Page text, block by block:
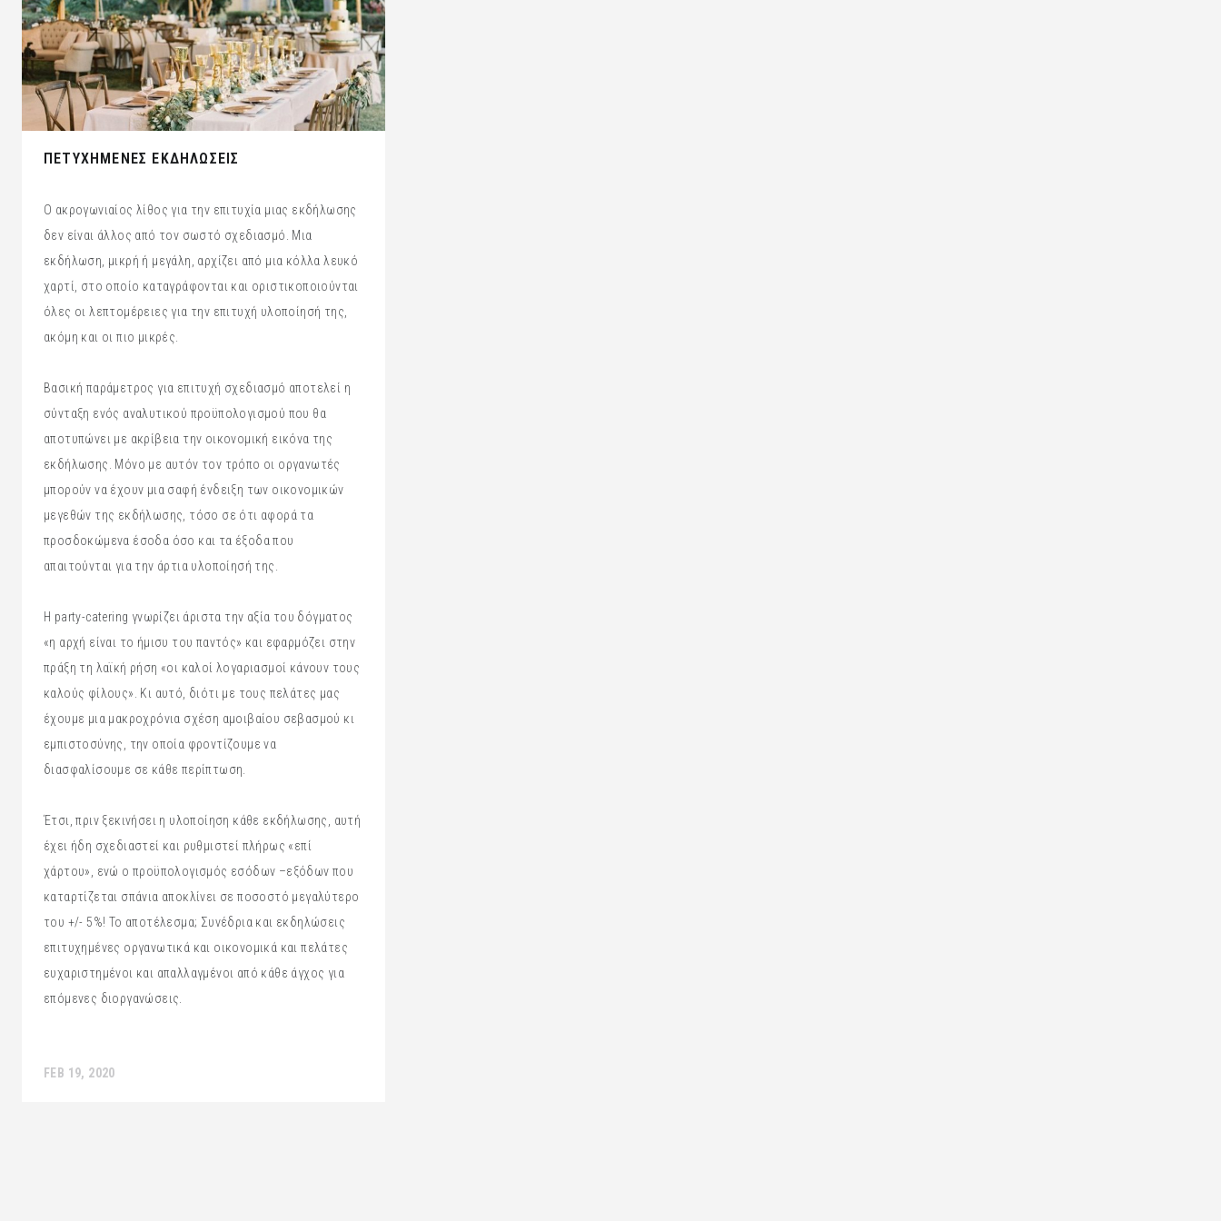
ΠΕΤΥΧΗΜΕΝΕΣ ΕΚΔΗΛΩΣΕΙΣ
Ο ακρογωνιαίος λίθος για την επιτυχία μιας εκδήλωσης
δεν είναι άλλος από τον σωστό σχεδιασμό. Μια
εκδήλωση, μικρή ή μεγάλη, αρχίζει από μια κόλλα λευκό
χαρτί, στο οποίο καταγράφονται και οριστικοποιούνται
όλες οι λεπτομέρειες για την επιτυχή υλοποίησή της,
ακόμη και οι πιο μικρές.
Βασική παράμετρος για επιτυχή σχεδιασμό αποτελεί η
σύνταξη ενός αναλυτικού προϋπολογισμού που θα
αποτυπώνει με ακρίβεια την οικονομική εικόνα της
εκδήλωσης. Μόνο με αυτόν τον τρόπο οι οργανωτές
μπορούν να έχουν μια σαφή ένδειξη των οικονομικών
μεγεθών της εκδήλωσης, τόσο σε ότι αφορά τα
προσδοκώμενα έσοδα όσο και τα έξοδα που
απαιτούνται για την άρτια υλοποίησή της.
Η party-catering γνωρίζει άριστα την αξία του δόγματος
«η αρχή είναι το ήμισυ του παντός» και εφαρμόζει στην
πράξη τη λαϊκή ρήση «οι καλοί λογαριασμοί κάνουν τους
καλούς φίλους». Κι αυτό, διότι με τους πελάτες μας
έχουμε μια μακροχρόνια σχέση αμοιβαίου σεβασμού κι
εμπιστοσύνης, την οποία φροντίζουμε να
διασφαλίσουμε σε κάθε περίπτωση.
Έτσι, πριν ξεκινήσει η υλοποίηση κάθε εκδήλωσης, αυτή
έχει ήδη σχεδιαστεί και ρυθμιστεί πλήρως «επί
χάρτου», ενώ ο προϋπολογισμός εσόδων –εξόδων που
καταρτίζεται σπάνια αποκλίνει σε ποσοστό μεγαλύτερο
του +/- 5%! Το αποτέλεσμα; Συνέδρια και εκδηλώσεις
επιτυχημένες οργανωτικά και οικονομικά και πελάτες
ευχαριστημένοι και απαλλαγμένοι από κάθε άγχος για
επόμενες διοργανώσεις.
FEB 19, 2020